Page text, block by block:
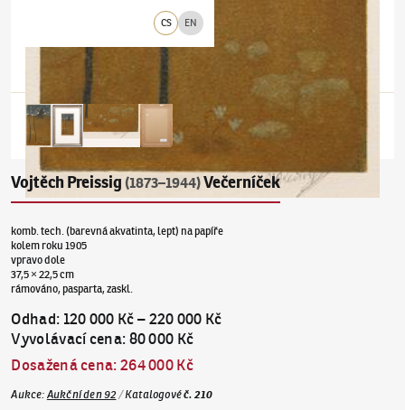
CS EN
Vojtěch Preissig (1873–1944)Večerníček
komb. tech. (barevná akvatinta, lept) na papíře
kolem roku 1905
vpravo dole
37,5 × 22,5 cm
rámováno, pasparta, zaskl.
Odhad: 120 000 Kč–220 000 Kč
Vyvolávací cena:80 000 Kč
Dosažená cena:264 000 Kč
Aukce: Aukční den 92 /Katalogovéč.210